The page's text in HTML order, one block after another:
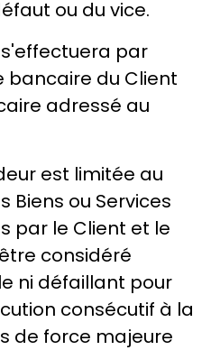
ou du vice.
par
bancaire du Client
adressé au
est limitée au
Biens ou Services
par le Client et le
considéré
ni défaillant pour
consécutif à la
de force majeure